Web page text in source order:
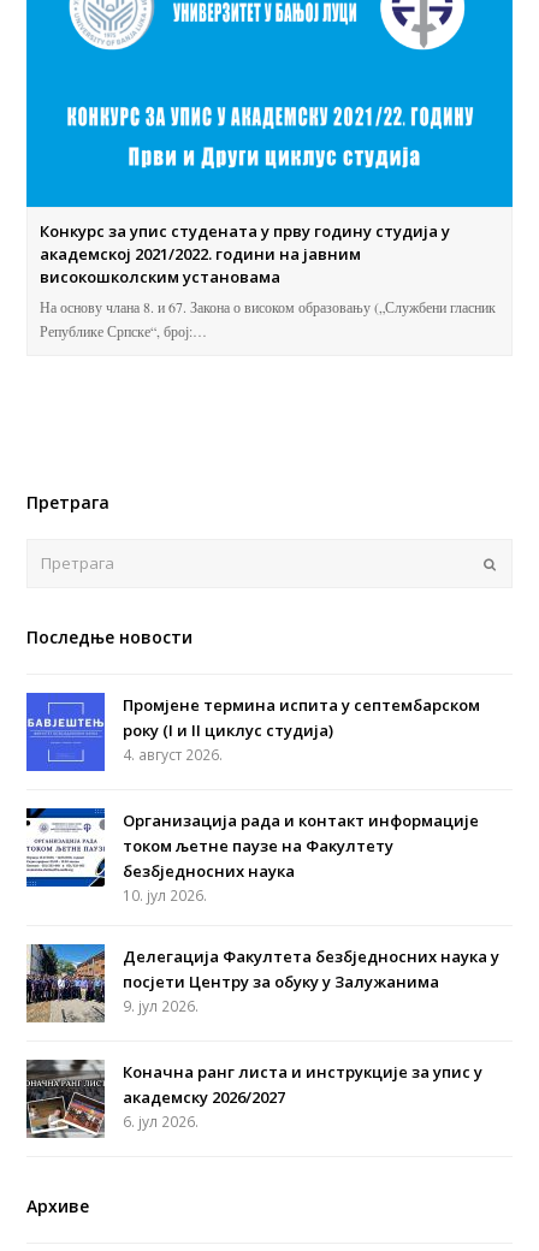
Конкурс за упис студената у прву годину студија у
академској 2021/2022. години на јавним
високошколским установама
На основу члана 8. и 67. Закона о високом образовању („Службени гласник
Републике Српске“, број:…
Претрага
Последње новости
Промјене термина испита у септембарском
року (I и II циклус студија)
4. август 2026.
Организација рада и контакт информације
током љетне паузе на Факултету
безбједносних наука
10. јул 2026.
Делегација Факултета безбједносних наука у
посјети Центру за обуку у Залужанима
9. јул 2026.
Коначна ранг листа и инструкције за упис у
академску 2026/2027
6. јул 2026.
Архиве